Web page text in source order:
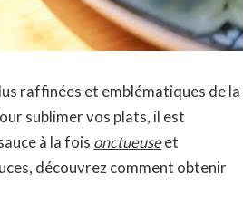
raffinées et emblématiques de la
sublimer vos plats, il est
à la fois onctueuseet
découvrez comment obtenir